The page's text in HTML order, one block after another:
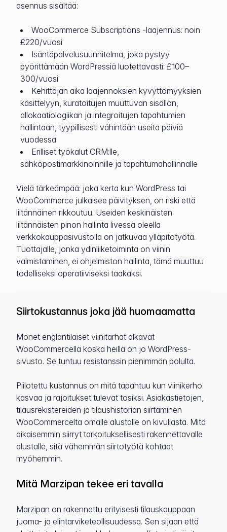
asennus sisältää:
WooCommerce Subscriptions -laajennus: noin
£220/vuosi
Isäntäpalvelusuunnitelma, joka pystyy
pyörittämään WordPressiä luotettavasti: £100–
300/vuosi
Kehittäjän aika laajennoksien kyvyttömyyksien
käsittelyyn, kuratoitujen muuttuvan sisällön,
allokaatiologiikan ja integroitujen tapahtumien
hallintaan, tyypillisesti vähintään useita päiviä
vuodessa
Erilliset työkalut CRM:lle,
sähköpostimarkkinoinnille ja tapahtumahallinnalle
Vielä tärkeämpää: joka kerta kun WordPress tai
WooCommerce julkaisee päivityksen, on riski että
liitännäinen rikkoutuu. Useiden keskinäisten
liitännäisten pinon hallinta livessä oleella
verkkokauppasivustolla on jatkuvaa ylläpitotyötä.
Tuottajalle, jonka ydinliiketoiminta on viinin
valmistaminen, ei ohjelmiston hallinta, tämä muuttuu
todelliseksi operatiiviseksi taakaksi.
Siirtokustannus joka jää huomaamatta
Monet englantilaiset viinitarhat alkavat
WooCommercella koska heillä on jo WordPress-
sivusto. Se tuntuu resistanssin pienimmän polulta.
Piilotettu kustannus on mitä tapahtuu kun viinikerho
kasvaa ja rajoitukset tulevat tosiksi. Asiakastietojen,
tilausrekistereiden ja tilaushistorian siirtäminen
WooCommercelta omalle alustalle on kivuliasta. Mitä
aikaisemmin siirryt tarkoituksellisesti rakennettavalle
alustalle, sitä vähemmän siirtotyötä kohtaat
myöhemmin.
Mitä Marzipan tekee eri tavalla
Marzipan on rakennettu erityisesti tilauskauppaan
juoma- ja elintarviketeollisuudessa. Sen sijaan että